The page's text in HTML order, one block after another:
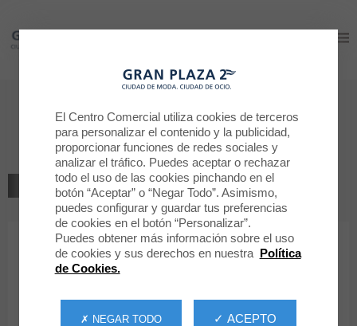
Gran Plaza 2
Bienvenido a
LACOSTE
VOLVER AL LISTADO
MODA HOMBRE
LACOSTE
Gran Plaza 2
El Centro Comercial utiliza cookies de terceros
para personalizar el contenido y la publicidad,
proporcionar funciones de redes sociales y
analizar el tráfico. Puedes aceptar o rechazar
todo el uso de las cookies pinchando en el
botón “Aceptar” o “Negar Todo”. Asimismo,
puedes configurar y guardar tus preferencias
de cookies en el botón “Personalizar”.
Puedes obtener más información sobre el uso
de cookies y sus derechos en nuestra Política
de Cookies.
✓ ACEPTO
✗ NEGAR TODO